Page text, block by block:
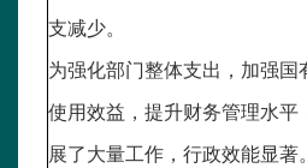
支减少。
为强化部门整体支出，加强国
使用效益，提升财务管理水平
展了大量工作，行政效能显著